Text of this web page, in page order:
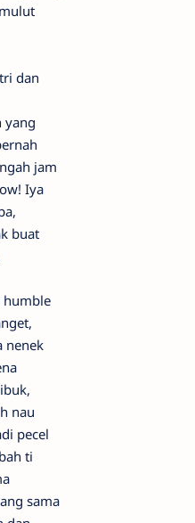
dan
yang
jam
Iya
buat
humble
nenek
nau
pecel
ti
sama